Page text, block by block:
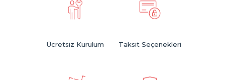
Ücretsiz Kurulum Taksit Seçenekleri